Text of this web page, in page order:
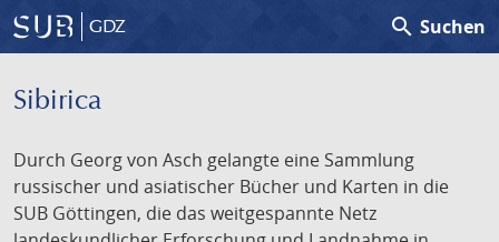
GDZ search Suchen
Sibirica
Durch Georg von Asch gelangte eine Sammlung
russischer und asiatischer Bücher und Karten in die
SUB Göttingen, die das weitgespannte Netz